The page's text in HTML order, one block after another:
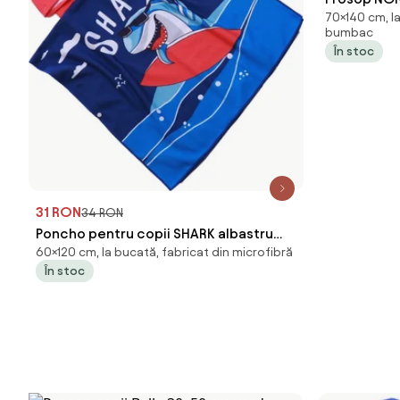
31 RON34 RON
Poncho pentru copii SHARK albastru
Dimensiune: 60 x 120 cm
60×120 cm, la bucată, fabricat din microfibră
În stoc
deschis,
70×140 cm,
bumbac
În stoc